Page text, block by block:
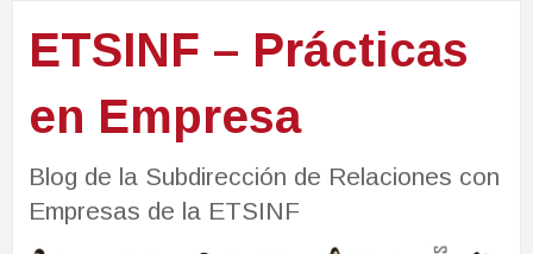
ETSINF – Prácticas
en Empresa
Blog de la Subdirección de Relaciones con
Empresas de la ETSINF